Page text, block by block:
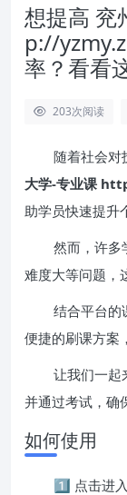
想提高 兖
p://
率？看看
203次阅读
随着社会对
大学-专业课
助学员快速提升
然而，许多
难度大等问题，
结合平台的
便捷的刷课方案
让我们一起
并通过考试，确
如何使用
1️⃣ 点击进入